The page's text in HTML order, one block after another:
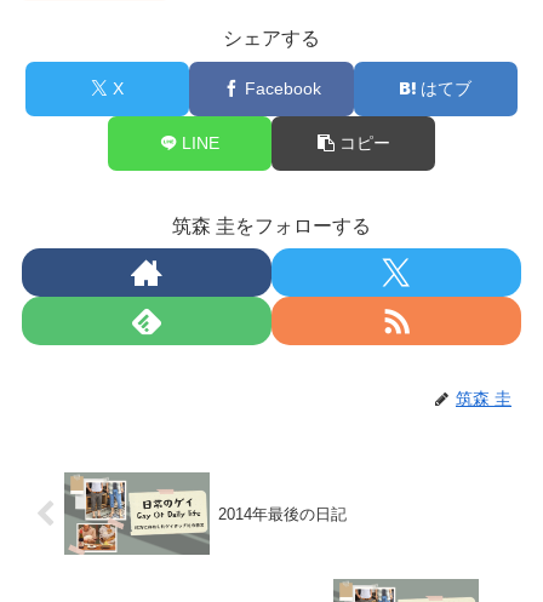
シェアする
X Facebook はてブ
LINE コピー
筑森 圭をフォローする
筑森 圭
2014年最後の日記